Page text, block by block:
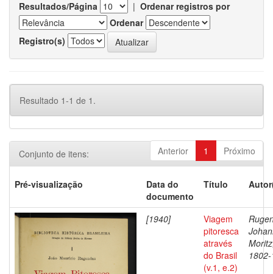
Resultados/Página | Ordenar registros por
Ordenar
Registro(s)
Resultado 1-1 de 1.
Anterior 1 Próximo
Conjunto de itens:
Pré-visualização
Data do
documento
Título
[1940]
Viagem
pitoresca
através
do Brasil
(v.1, e.2)